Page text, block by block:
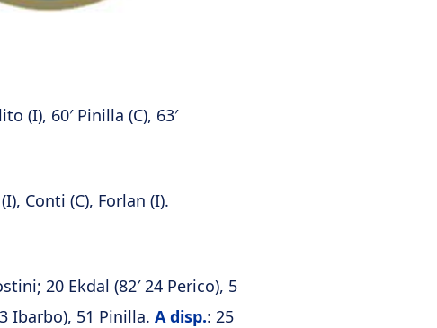
(I), 60′ Pinilla (C), 63′
Conti (C), Forlan (I).
20 Ekdal (82′ 24 Perico), 5
Ibarbo), 51 Pinilla. A disp.: 25